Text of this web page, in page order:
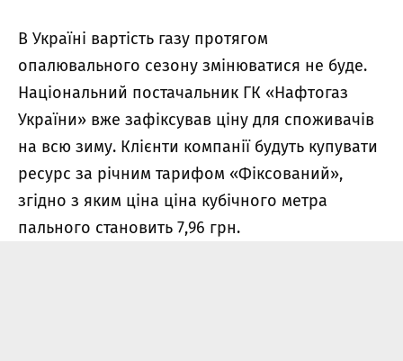
В Україні вартість газу протягом
опалювального сезону змінюватися не буде.
Національний постачальник ГК «Нафтогаз
України» вже зафіксував ціну для споживачів
на всю зиму. Клієнти компанії будуть купувати
ресурс за річним тарифом «Фіксований»,
згідно з яким ціна ціна кубічного метра
пального становить 7,96 грн.